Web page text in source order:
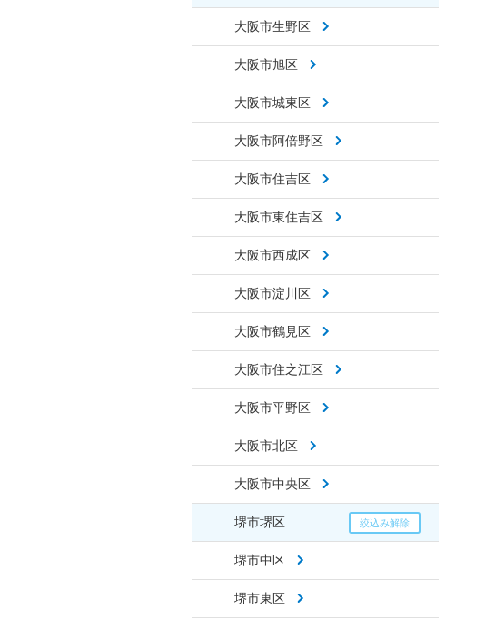
大阪市生野区
大阪市旭区
大阪市城東区
大阪市阿倍野区
大阪市住吉区
大阪市東住吉区
大阪市西成区
大阪市淀川区
大阪市鶴見区
大阪市住之江区
大阪市平野区
大阪市北区
大阪市中央区
堺市堺区
堺市中区
堺市東区